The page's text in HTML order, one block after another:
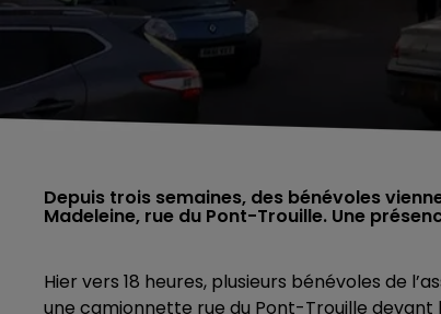
Depuis trois semaines, des bénévoles
Madeleine, rue du Pont-Trouille. Une
Hier vers 18 heures, plusieurs bénévoles de
une camionnette rue du Pont-Trouille devant